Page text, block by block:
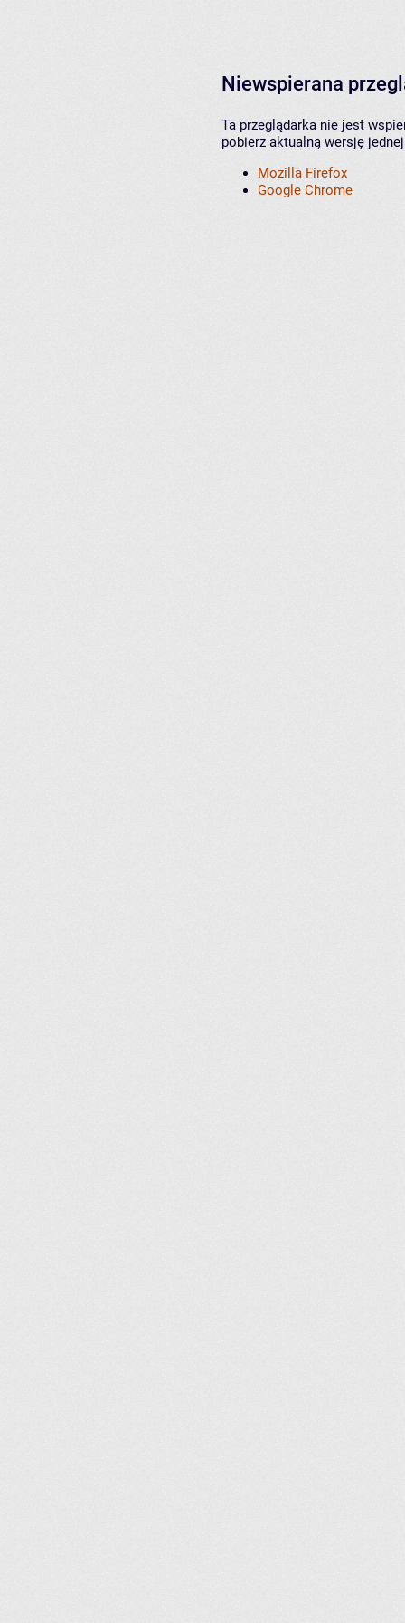
Niewspierana
Ta przeglądarka nie jest
pobierz aktualną wersję
Mozilla Firefox
Google Chrome